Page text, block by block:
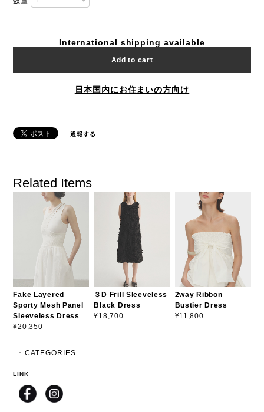
International shipping available
Add to cart
日本国内にお住まいの方向け
通報する
Related Items
Fake Layered
Sporty Mesh Panel
Sleeveless Dress
¥20,350
３D Frill Sleeveless
Black Dress
¥18,700
2way Ribbon
Bustier Dress
¥11,800
CATEGORIES
LINK